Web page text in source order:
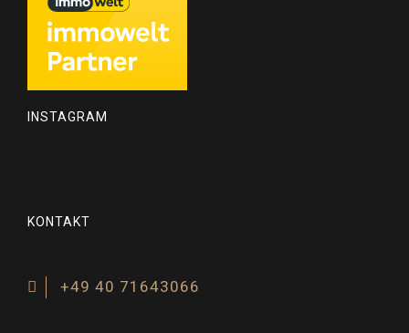
INSTAGRAM
KONTAKT
+49 40 71643066